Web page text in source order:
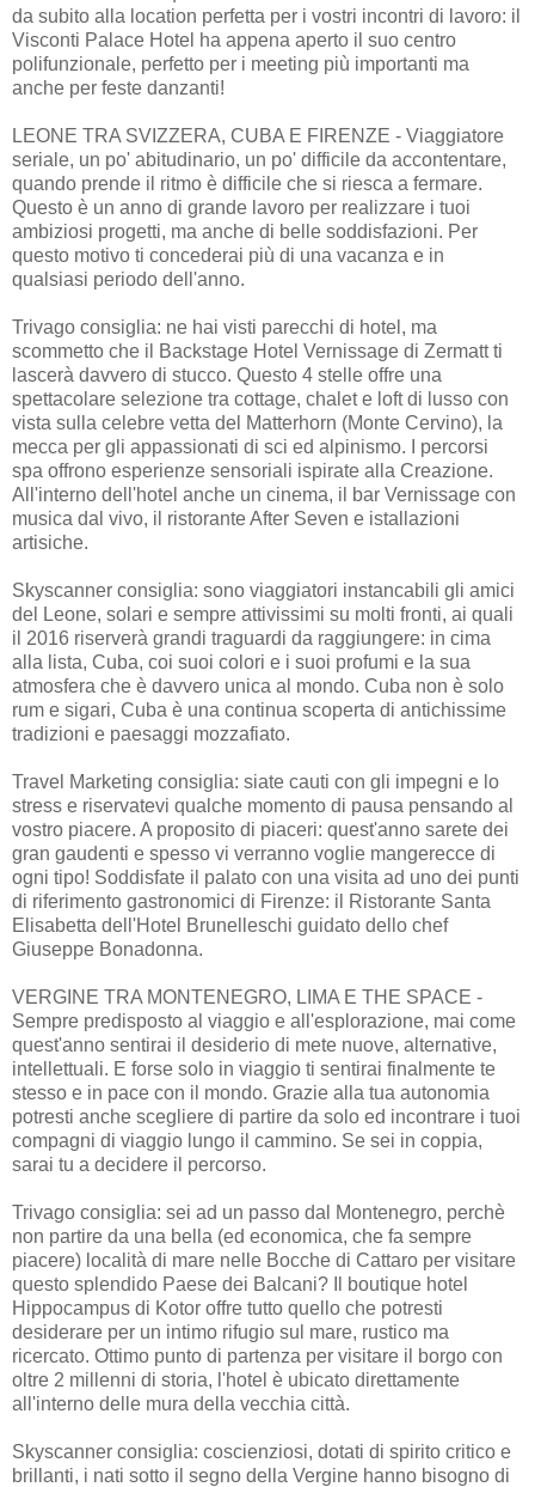
da subito alla location perfetta per i vostri incontri di lavoro: il
Visconti Palace Hotel ha appena aperto il suo centro
polifunzionale, perfetto per i meeting più importanti ma
anche per feste danzanti!
LEONE TRA SVIZZERA, CUBA E FIRENZE - Viaggiatore
seriale, un po' abitudinario, un po' difficile da accontentare,
quando prende il ritmo è difficile che si riesca a fermare.
Questo è un anno di grande lavoro per realizzare i tuoi
ambiziosi progetti, ma anche di belle soddisfazioni. Per
questo motivo ti concederai più di una vacanza e in
qualsiasi periodo dell'anno.
Trivago consiglia: ne hai visti parecchi di hotel, ma
scommetto che il Backstage Hotel Vernissage di Zermatt ti
lascerà davvero di stucco. Questo 4 stelle offre una
spettacolare selezione tra cottage, chalet e loft di lusso con
vista sulla celebre vetta del Matterhorn (Monte Cervino), la
mecca per gli appassionati di sci ed alpinismo. I percorsi
spa offrono esperienze sensoriali ispirate alla Creazione.
All'interno dell'hotel anche un cinema, il bar Vernissage con
musica dal vivo, il ristorante After Seven e istallazioni
artisiche.
Skyscanner consiglia: sono viaggiatori instancabili gli amici
del Leone, solari e sempre attivissimi su molti fronti, ai quali
il 2016 riserverà grandi traguardi da raggiungere: in cima
alla lista, Cuba, coi suoi colori e i suoi profumi e la sua
atmosfera che è davvero unica al mondo. Cuba non è solo
rum e sigari, Cuba è una continua scoperta di antichissime
tradizioni e paesaggi mozzafiato.
Travel Marketing consiglia: siate cauti con gli impegni e lo
stress e riservatevi qualche momento di pausa pensando al
vostro piacere. A proposito di piaceri: quest'anno sarete dei
gran gaudenti e spesso vi verranno voglie mangerecce di
ogni tipo! Soddisfate il palato con una visita ad uno dei punti
di riferimento gastronomici di Firenze: il Ristorante Santa
Elisabetta dell'Hotel Brunelleschi guidato dello chef
Giuseppe Bonadonna.
VERGINE TRA MONTENEGRO, LIMA E THE SPACE -
Sempre predisposto al viaggio e all'esplorazione, mai come
quest'anno sentirai il desiderio di mete nuove, alternative,
intellettuali. E forse solo in viaggio ti sentirai finalmente te
stesso e in pace con il mondo. Grazie alla tua autonomia
potresti anche scegliere di partire da solo ed incontrare i tuoi
compagni di viaggio lungo il cammino. Se sei in coppia,
sarai tu a decidere il percorso.
Trivago consiglia: sei ad un passo dal Montenegro, perchè
non partire da una bella (ed economica, che fa sempre
piacere) località di mare nelle Bocche di Cattaro per visitare
questo splendido Paese dei Balcani? Il boutique hotel
Hippocampus di Kotor offre tutto quello che potresti
desiderare per un intimo rifugio sul mare, rustico ma
ricercato. Ottimo punto di partenza per visitare il borgo con
oltre 2 millenni di storia, l'hotel è ubicato direttamente
all'interno delle mura della vecchia città.
Skyscanner consiglia: coscienziosi, dotati di spirito critico e
brillanti, i nati sotto il segno della Vergine hanno bisogno di